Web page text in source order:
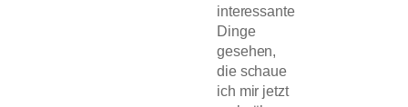
interessante
Dinge
gesehen,
die schaue
ich mir jetzt